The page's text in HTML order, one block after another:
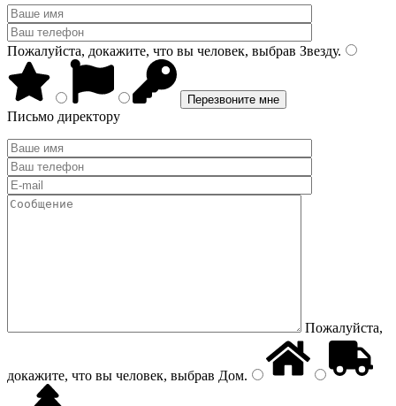
Пожалуйста, докажите, что вы человек, выбрав Звезду.
Письмо директору
Пожалуйста,
докажите, что вы человек, выбрав Дом.